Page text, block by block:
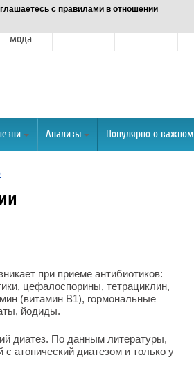
с правилами в отношении
мода
Анализы Популярно о важном
при приеме антибиотиков:
цефалоспорины, тетрациклин,
(витамин В1), гормональные
йодиды.
диатез. По данным литературы,
атопический диатезом и только у